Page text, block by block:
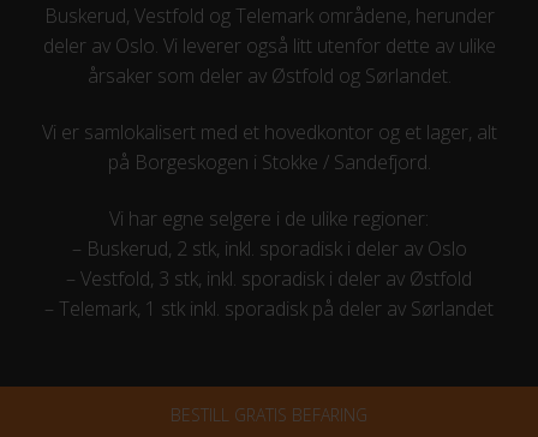
Buskerud, Vestfold og Telemark områdene, herunder
deler av Oslo. Vi leverer også litt utenfor dette av ulike
årsaker som deler av Østfold og Sørlandet.
Vi er samlokalisert med et hovedkontor og et lager, alt
på Borgeskogen i Stokke / Sandefjord.
Vi har egne selgere i de ulike regioner:
– Buskerud, 2 stk, inkl. sporadisk i deler av Oslo
– Vestfold, 3 stk, inkl. sporadisk i deler av Østfold
– Telemark, 1 stk inkl. sporadisk på deler av Sørlandet
BESTILL GRATIS BEFARING